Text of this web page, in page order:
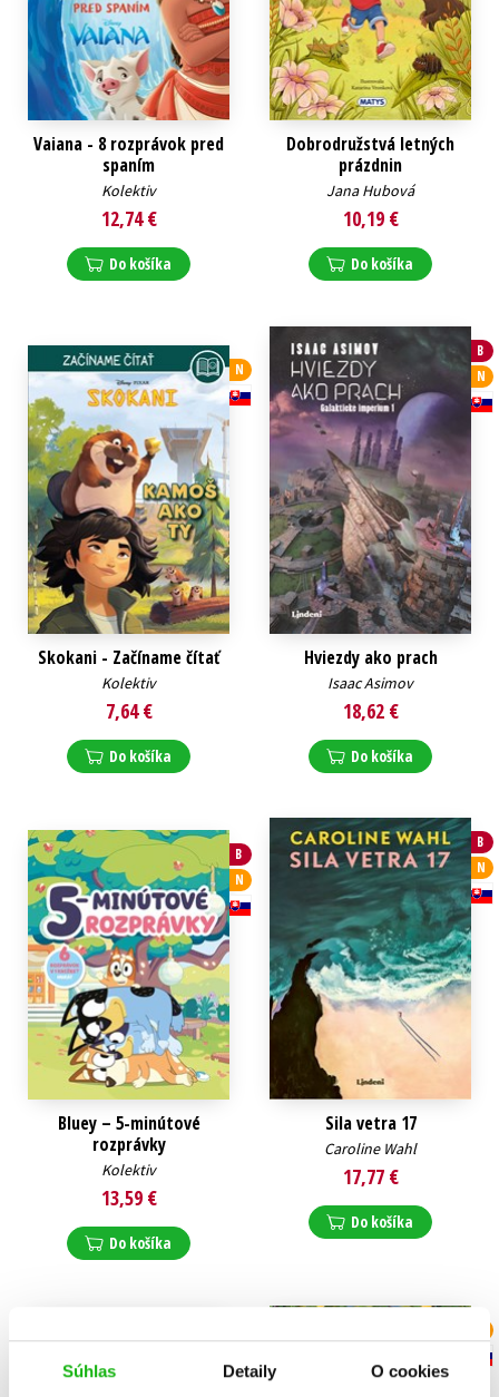
Súhlas Detaily O cookies
Vaiana - 8 rozprávok pred
spaním
Kolektiv
12,74 €
Do košíka
Dobrodružstvá letných
prázdnin
Jana Hubová
10,19 €
Do košíka
N
Skokani - Začíname čítať
Kolektiv
7,64 €
Do košíka
B
N
Hviezdy ako prach
Isaac Asimov
18,62 €
Do košíka
B
N
Bluey – 5-minútové
rozprávky
Kolektiv
13,59 €
Do košíka
B
N
Sila vetra 17
Caroline Wahl
17,77 €
Do košíka